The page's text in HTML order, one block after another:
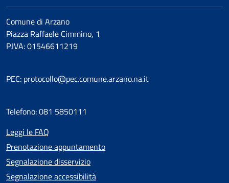
Comune di Arzano
Piazza Raffaele Cimmino, 1
P.IVA: 01546611219
PEC: protocollo@pec.comune.arzano.na.it
Telefono: 081 5850111
Leggi le FAQ
Prenotazione appuntamento
Segnalazione disservizio
Segnalazione accessibilità